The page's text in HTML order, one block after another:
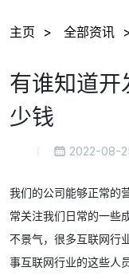
主页 全部资讯
有谁知道
少钱
2022-08-
我们的公司能够正常的
常关注我们日常的一些
不景气，很多互联网行
事互联网行业的这些人